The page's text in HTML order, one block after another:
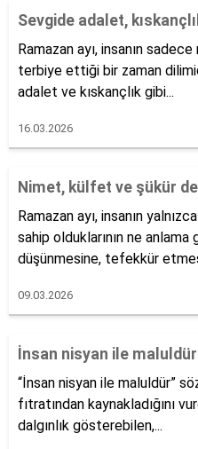
Sevgide adalet,
Ramazan ayı, insanın
terbiye ettiği bir zaman
adalet ve kıskançlık gibi...
16.03.2026
Nimet, külfet ve şükür
Ramazan ayı, insanın
sahip olduklarının ne
düşünmesine, tefekkür
09.03.2026
İnsan nisyan ile maluldür
“İnsan nisyan ile maluldür”
fıtratından kaynakladığını
dalgınlık gösterebilen,...